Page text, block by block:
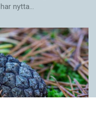
nytta…